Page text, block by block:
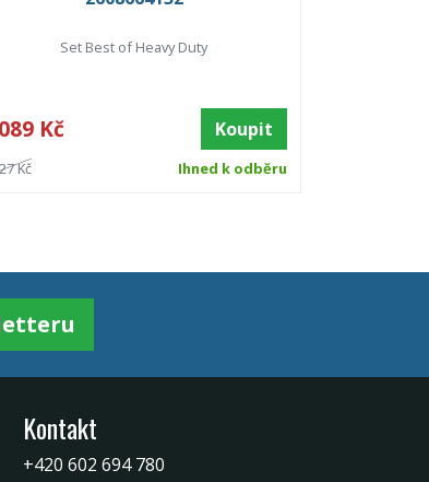
Set Best of Heavy Duty
Kč Koupit
Kč Ihned k odběru
Kontakt
+420 602 694 780